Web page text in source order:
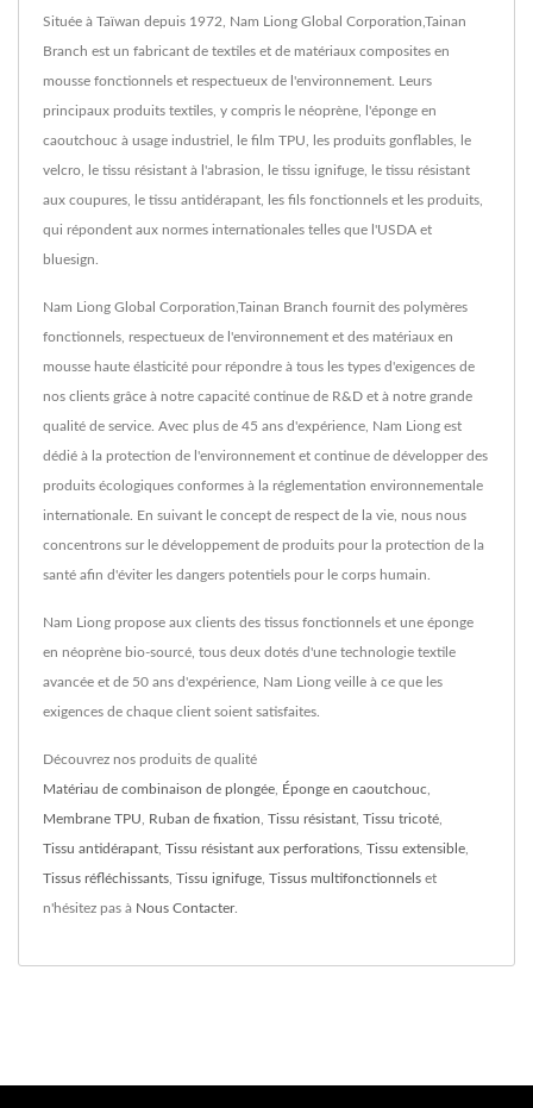
Située à Taïwan depuis 1972, Nam Liong Global Corporation,Tainan
Branch est un fabricant de textiles et de matériaux composites en
mousse fonctionnels et respectueux de l'environnement. Leurs
principaux produits textiles, y compris le néoprène, l'éponge en
caoutchouc à usage industriel, le film TPU, les produits gonflables, le
velcro, le tissu résistant à l'abrasion, le tissu ignifuge, le tissu résistant
aux coupures, le tissu antidérapant, les fils fonctionnels et les produits,
qui répondent aux normes internationales telles que l'USDA et
bluesign.
Nam Liong Global Corporation,Tainan Branch fournit des polymères
fonctionnels, respectueux de l'environnement et des matériaux en
mousse haute élasticité pour répondre à tous les types d'exigences de
nos clients grâce à notre capacité continue de R&D et à notre grande
qualité de service. Avec plus de 45 ans d'expérience, Nam Liong est
dédié à la protection de l'environnement et continue de développer des
produits écologiques conformes à la réglementation environnementale
internationale. En suivant le concept de respect de la vie, nous nous
concentrons sur le développement de produits pour la protection de la
santé afin d'éviter les dangers potentiels pour le corps humain.
Nam Liong propose aux clients des tissus fonctionnels et une éponge
en néoprène bio-sourcé, tous deux dotés d'une technologie textile
avancée et de 50 ans d'expérience, Nam Liong veille à ce que les
exigences de chaque client soient satisfaites.
Découvrez nos produits de qualité
Matériau de combinaison de plongée Éponge en caoutchouc
Membrane TPU Ruban de fixation Tissu résistant Tissu tricoté
Tissu antidérapant Tissu résistant aux perforations Tissu extensible
Tissus réfléchissants Tissu ignifuge Tissus multifonctionnels et
n'hésitez pas à Nous Contacter.